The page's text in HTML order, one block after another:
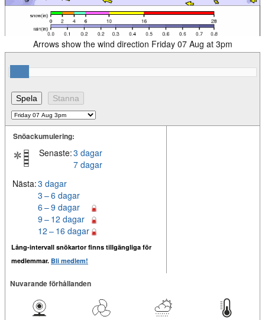
Arrows show the wind direction Friday 07 Aug at 3pm
Snöackumulering:
Senaste:3 dagar
7 dagar
Nästa:3 dagar
3 – 6 dagar
6 – 9 dagar
9 – 12 dagar
12 – 16 dagar
Lång-intervall snökartor finns tillgängliga för
medlemmar. Bli medlem!
Nuvarande förhållanden